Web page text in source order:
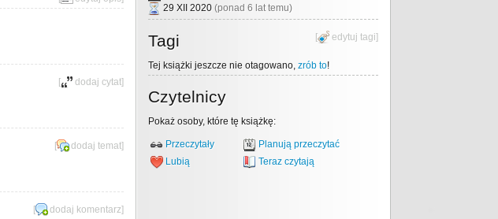
[ dodaj cytat]
[ dodaj temat]
[ dodaj komentarz]
29 XII 2020 (ponad 6 lat temu)
[ edytuj tagi]
Tagi
Tej książki jeszcze nie otagowano, zrób to!
Czytelnicy
Pokaż osoby, które tę książkę:
Przeczytały
Planują przeczytać
Lubią
Teraz czytają